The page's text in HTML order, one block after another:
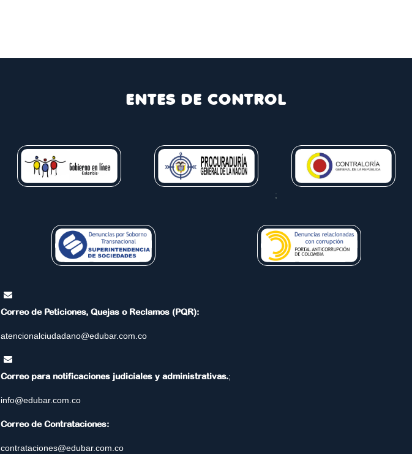
ENTES DE CONTROL
;
Correo de Peticiones, Quejas o Reclamos (PQR):
atencionalciudadano@edubar.com.co
Correo para notificaciones judiciales y administrativas.;
info@edubar.com.co
Correo de Contrataciones:
contrataciones@edubar.com.co